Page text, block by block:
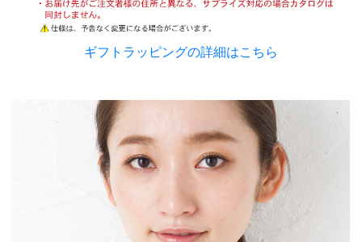
ギフトラッピングの詳細はこちら